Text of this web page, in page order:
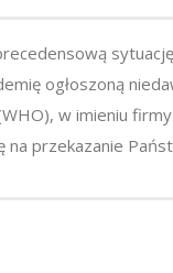
sytuację
ogłoszoną
w imieniu firmy
na przekazanie